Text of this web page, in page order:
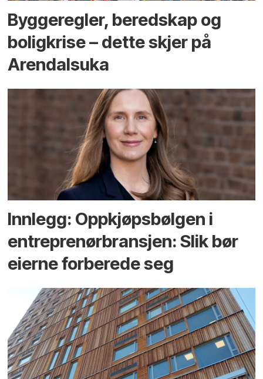
Bygge­regler, beredskap og
bolig­krise – dette skjer på
Arendals­uka
Innlegg: Oppkjøps­bølgen i
entreprenør­bransjen: Slik bør
eierne forberede seg